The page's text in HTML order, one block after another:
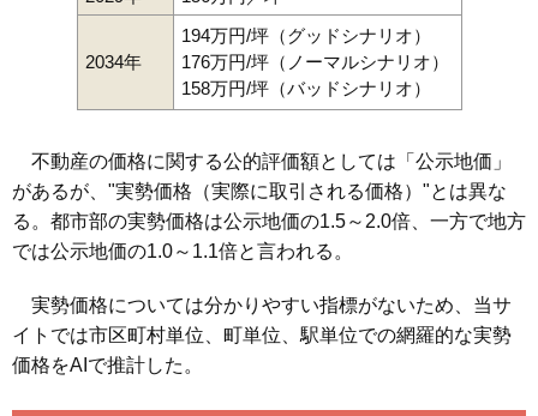
2034年
194万円/坪（グッドシナリオ）
176万円/坪（ノーマルシナリオ）
158万円/坪（バッドシナリオ）
不動産の価格に関する公的評価額としては「公示地価」
があるが、"実勢価格（実際に取引される価格）"とは異な
る。都市部の実勢価格は公示地価の1.5～2.0倍、一方で地方
では公示地価の1.0～1.1倍と言われる。
実勢価格については分かりやすい指標がないため、当サ
イトでは市区町村単位、町単位、駅単位での網羅的な実勢
価格をAIで推計した。